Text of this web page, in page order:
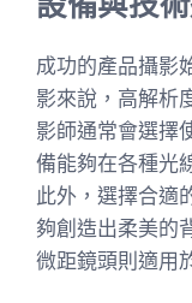
成功的產品攝影
影來說，高解析
影師通常會選擇
備能夠在各種光
此外，選擇合適
夠創造出柔美的
微距鏡頭則適用